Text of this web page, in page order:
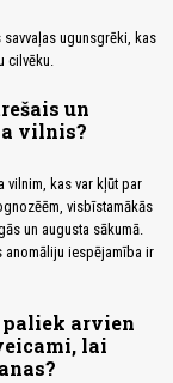
ugunsgrēki, kas
cilvēku.
un
vilnis?
vilnim, kas var kļūt par
visbīstamākās
un augusta sākumā.
anomāliju iespējamība ir
arvien
lai